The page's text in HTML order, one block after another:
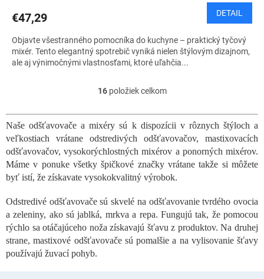
€47,29 DETAIL
Objavte všestranného pomocníka do kuchyne – praktický tyčový
mixér. Tento elegantný spotrebič vyniká nielen štýlovým dizajnom,
ale aj výnimočnými vlastnosťami, ktoré uľahčia...
O
l
á
d
a
c
i
e
p
r
v
k
y
16položiek celkom
Naše odšťavovače a mixéry sú k dispozícii v rôznych štýloch a
veľkostiach vrátane odstredivých odšťavovačov, mastixovacích
odšťavovačov, vysokorýchlostných mixérov a ponorných mixérov.
Máme v ponuke všetky špičkové značky vrátane takže si môžete
byť istí, že získavate vysokokvalitný výrobok.
Odstredivé odšťavovače sú skvelé na odšťavovanie tvrdého ovocia
a zeleniny, ako sú jablká, mrkva a repa. Fungujú tak, že pomocou
rýchlo sa otáčajúceho noža získavajú šťavu z produktov. Na druhej
strane, mastixové odšťavovače sú pomalšie a na vylisovanie šťavy
používajú žuvací pohyb.